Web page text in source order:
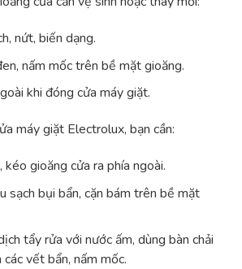
nứt, biến dạng.
nấm mốc trên bề mặt gioăng.
khi đóng cửa máy giặt.
máy giặt Electrolux, bạn cần:
gioăng cửa ra phía ngoài.
sạch bụi bẩn, cặn bám trên bề mặt
tẩy rửa với nước ấm, dùng bàn chải
vết bẩn, nấm mốc.